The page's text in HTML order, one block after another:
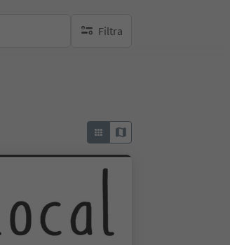
Filtra
nessun filtro attivo